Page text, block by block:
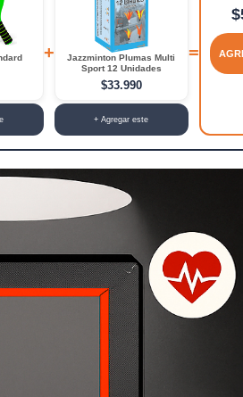
+
Jazzminton Plumas Multi
Sport 12 Unidades
$33.990
+ Agregar este
=